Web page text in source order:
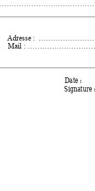
:
Mail :
Date :